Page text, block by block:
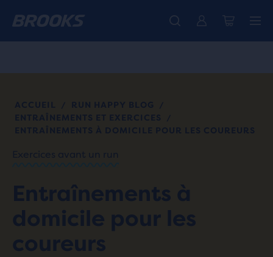
La toute nouvelle Ghost Amp est là - Acheter Femme Homme
Découvre la nouvelle collection Cascadia - Acheter maintenant
Expéditions gratuites sur les achats de plus de CHF 100
ACCUEIL / RUN HAPPY BLOG
/
ENTRAÎNEMENTS ET EXERCICES
/
ENTRAÎNEMENTS À DOMICILE POUR LES COUREURS
Exercices avant un run
Entraînements à
domicile pour les
coureurs